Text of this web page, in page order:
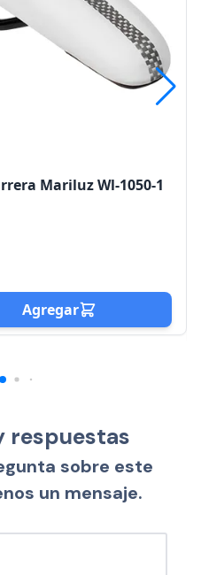
Mariluz Wl-1050-1
Agregar
respuestas
sobre este
un mensaje.